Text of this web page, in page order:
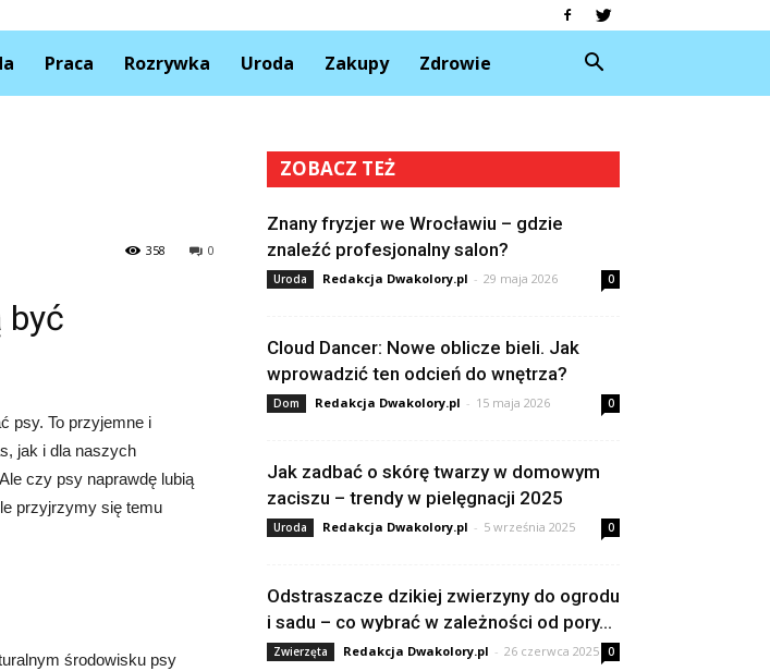
Praca Rozrywka Uroda Zakupy Zdrowie
0
358
być
psy. To przyjemne i
jak i dla naszych
czy psy naprawdę lubią
przyjrzymy się temu
środowisku psy
ZOBACZ TEŻ
Znany fryzjer we Wrocławiu – gdzie
znaleźć profesjonalny salon?
Uroda Redakcja Dwakolory.pl - 29 maja 2026 0
Cloud Dancer: Nowe oblicze bieli. Jak
wprowadzić ten odcień do wnętrza?
Dom Redakcja Dwakolory.pl - 15 maja 2026 0
Jak zadbać o skórę twarzy w domowym
zaciszu – trendy w pielęgnacji 2025
Uroda Redakcja Dwakolory.pl - 5 września 2025 0
Odstraszacze dzikiej zwierzyny do ogrodu
i sadu – co wybrać w zależności od pory...
Zwierzęta Redakcja Dwakolory.pl - 26 czerwca 2025 0